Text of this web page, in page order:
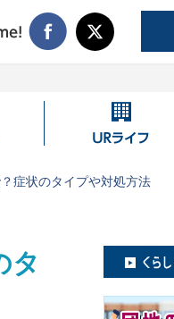
UR
イ
症状のタイプや対処方法
タ